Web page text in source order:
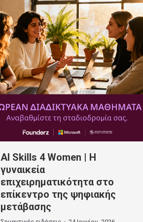
AI Skills 4 Women | Η
γυναικεία
επιχειρηματικότητα στο
επίκεντρο της ψηφιακής
μετάβασης